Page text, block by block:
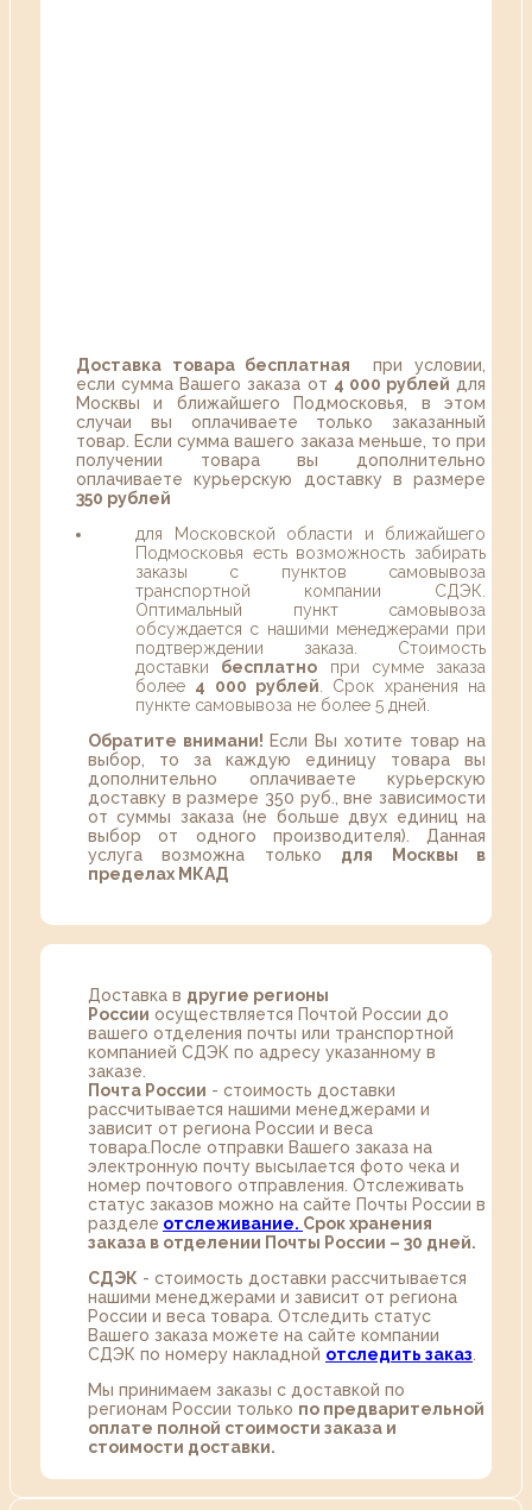
Доставка товара бесплатная при условии,
если сумма Вашего заказа от 4 000 рублей для
Москвы и ближайшего Подмосковья, в этом
случаи вы оплачиваете только заказанный
товар. Если сумма вашего заказа меньше, то при
получении товара вы дополнительно
оплачиваете курьерскую доставку в размере
350 рублей
для Московской области и ближайшего
Подмосковья есть возможность забирать
заказы с пунктов самовывоза
транспортной компании СДЭК.
Оптимальный пункт самовывоза
обсуждается с нашими менеджерами при
подтверждении заказа. Стоимость
доставки бесплатно при сумме заказа
более 4 000 рублей . Срок хранения на
пункте самовывоза не более 5 дней.
Обратите внимани! Если Вы хотите товар на
выбор, то за каждую единицу товара вы
дополнительно оплачиваете курьерскую
доставку в размере 350 руб., вне зависимости
от суммы заказа (не больше двух единиц на
выбор от одного производителя). Данная
услуга возможна только для Москвы в
пределах МКАД
Доставка в другие регионы
России осуществляется Почтой России до
вашего отделения почты или транспортной
компанией СДЭК по адресу указанному в
заказе.
Почта России - стоимость доставки
рассчитывается нашими менеджерами и
зависит от региона России и веса
товара.После отправки Вашего заказа на
электронную почту высылается фото чека и
номер почтового отправления. Отслеживать
статус заказов можно на сайте Почты России в
разделе oтслеживание. Срок хранения
заказа в отделении Почты России – 30 дней.
СДЭК - стоимость доставки рассчитывается
нашими менеджерами и зависит от региона
России и веса товара. Отследить статус
Вашего заказа можете на сайте компании
СДЭК по номеру накладной отследить заказ
Мы принимаем заказы с доставкой по
регионам России только по предварительной
оплате полной стоимости заказа и
стоимости доставки.